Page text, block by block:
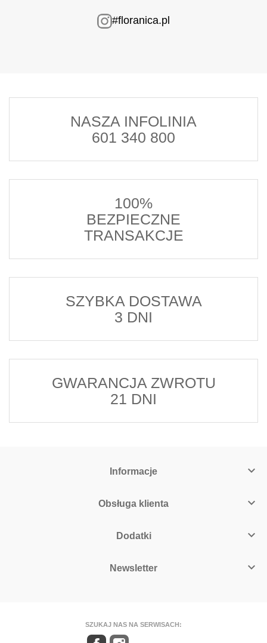
#floranica.pl
NASZA INFOLINIA
601 340 800
100%
BEZPIECZNE
TRANSAKCJE
SZYBKA DOSTAWA
3 DNI
GWARANCJA ZWROTU
21 DNI
Informacje 
Obsługa klienta 
Dodatki 
Newsletter 
SZUKAJ NAS NA SERWISACH:
Facebook